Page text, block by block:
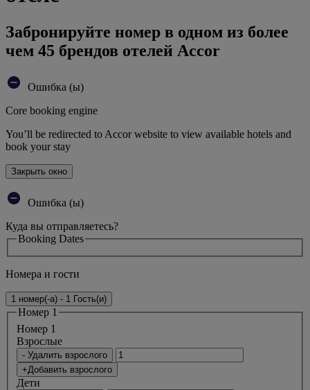
Забронируйте номер в одном из более
чем 45 брендов отелей Accor
Ошибка (ы)
Core booking engine
You’ll be redirected to Accor website to view available hotels and
book your stay
Закрыть окно
Ошибка (ы)
Куда вы отправляетесь?
Booking Dates
Номера и гости
1 номер(-а) - 1 Гость(и)
Номер 1
Номер 1
Bзрослые
- Удалить взрослого
+Добавить взрослого
Дети